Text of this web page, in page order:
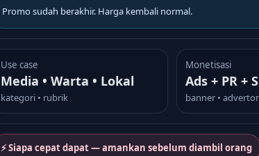
Promo sudah berakhir. Harga kembali normal.
Use case
Media • Warta • Lokal
kategori • rubrik
Monetisasi
Ads + PR +
banner •
⚡ Siapa cepat dapat — amankan sebelum diambil orang